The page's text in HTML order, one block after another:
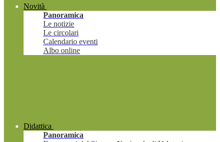
Novità
Panoramica
Le notizie
Le circolari
Calendario eventi
Albo online
Didattica
Panoramica